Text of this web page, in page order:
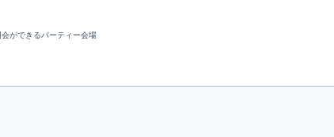
会ができるパーティー会場